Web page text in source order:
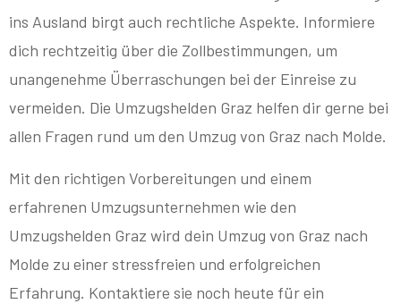
ins Ausland birgt auch rechtliche Aspekte. Informiere
dich rechtzeitig über die Zollbestimmungen, um
unangenehme Überraschungen bei der Einreise zu
vermeiden. Die Umzugshelden Graz helfen dir gerne bei
allen Fragen rund um den Umzug von Graz nach Molde.
Mit den richtigen Vorbereitungen und einem
erfahrenen Umzugsunternehmen wie den
Umzugshelden Graz wird dein Umzug von Graz nach
Molde zu einer stressfreien und erfolgreichen
Erfahrung. Kontaktiere sie noch heute für ein